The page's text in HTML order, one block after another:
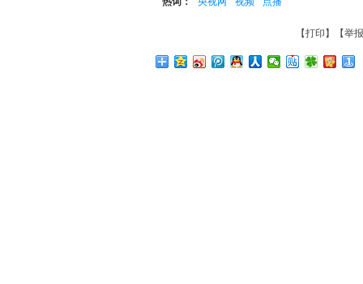
【打印 】【举